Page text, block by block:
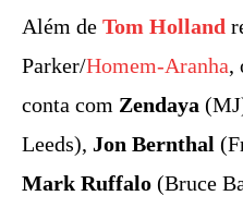
Além de Tom Holland
Parker/Homem-Aranha,
conta com Zendaya
Leeds), Jon Bernthal
Mark Ruffalo (Bruce